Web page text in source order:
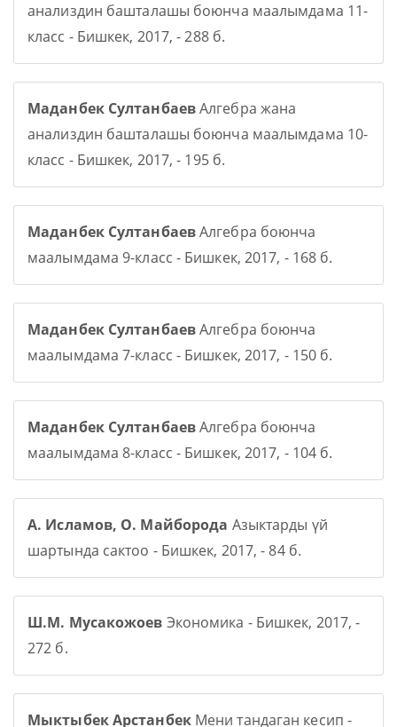
анализдин башталашы боюнча маалымдама 11-
класс - Бишкек, 2017, - 288 б.
Маданбек СултанбаевАлгебра жана
анализдин башталашы боюнча маалымдама 10-
класс - Бишкек, 2017, - 195 б.
Маданбек СултанбаевАлгебра боюнча
маалымдама 9-класс - Бишкек, 2017, - 168 б.
Маданбек СултанбаевАлгебра боюнча
маалымдама 7-класс - Бишкек, 2017, - 150 б.
Маданбек СултанбаевАлгебра боюнча
маалымдама 8-класс - Бишкек, 2017, - 104 б.
А. Исламов, О. Майборода Азыктарды үй
шартында сактоо - Бишкек, 2017, - 84 б.
Ш.М. Мусакожоев Экономика - Бишкек, 2017, -
272 б.
Мыктыбек АрстанбекМени тандаган кесип -